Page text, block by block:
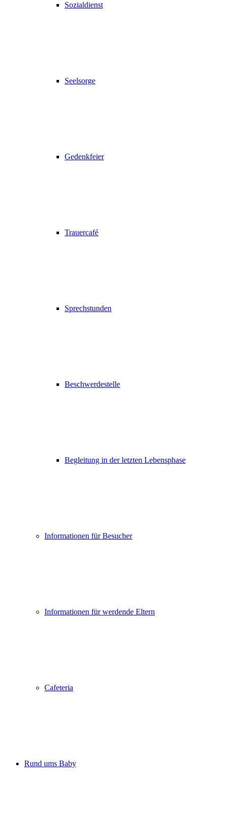
Sozialdienst
Seelsorge
Gedenkfeier
Trauercafé
Sprechstunden
Beschwerdestelle
Begleitung in der letzten Lebensphase
Informationen für Besucher
Informationen für werdende Eltern
Cafeteria
Rund ums Baby